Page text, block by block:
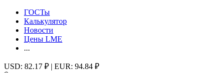
ГОСТы
Калькулятор
Новости
Цены LME
...
USD: 82.17 ₽ | EUR: 94.84 ₽